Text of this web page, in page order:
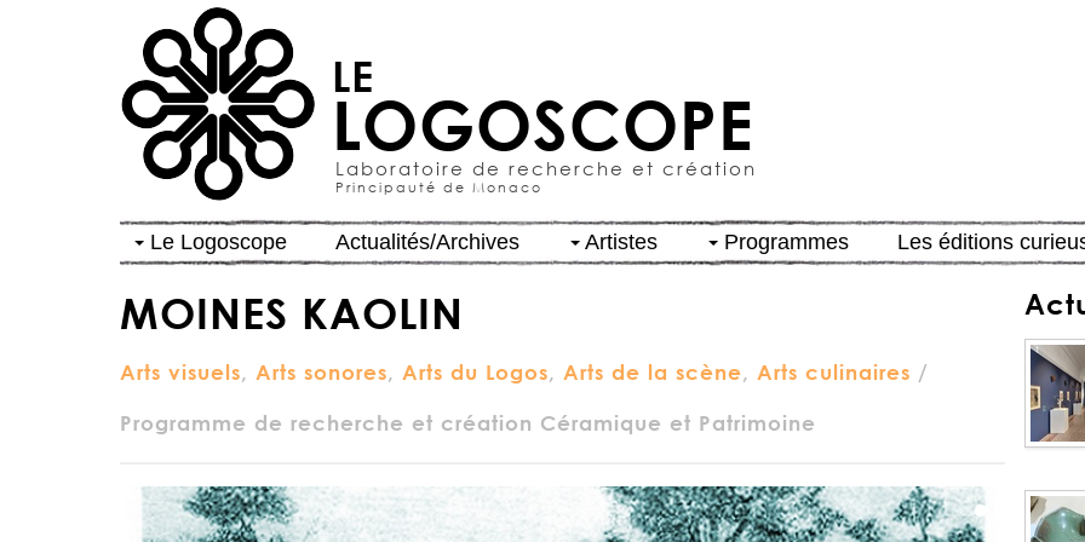
LE
LOGOSCOPE
Laboratoire de recherche et création
Principauté de Monaco
Le Logoscope Actualités/Archives Artistes Programmes Les éditions
MOINES KAOLIN
Arts visuels, Arts sonores, Arts du Logos, Arts de la scène, Arts culinaires /
Programme de recherche et création Céramique et Patrimoine